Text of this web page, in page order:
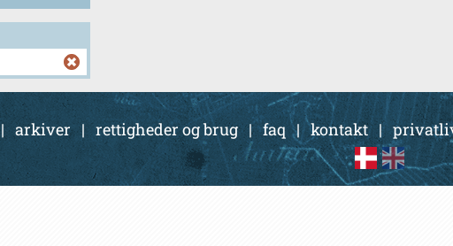
| arkiver| rettigheder og brug|faq |kontakt|